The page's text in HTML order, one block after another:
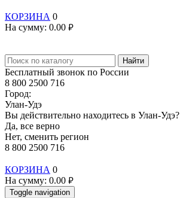
КОРЗИНА 0
На сумму: 0.00 руб.
Найти
Бесплатный звонок по России
8 800 2500 716
Город:
Улан-Удэ
Вы действительно находитесь в Улан-Удэ?
Да, все верно
Нет, сменить регион
8 800 2500 716
КОРЗИНА 0
На сумму: 0.00 руб.
Toggle navigation